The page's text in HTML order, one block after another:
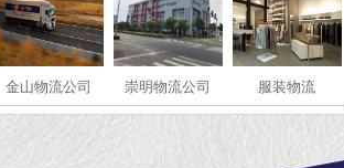
金山物流公司 崇明物流公司 服装物流